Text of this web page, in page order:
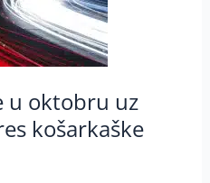
u oktobru uz
košarkaške